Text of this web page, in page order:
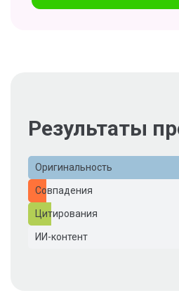
Результаты
Оригинальность
Совпадения
Цитирования
ИИ-контент